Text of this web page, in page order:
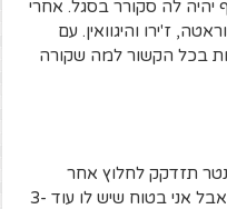
יהיה לה סקורר בסגל. אחרי
ז'ירו והיגוואין. עם
בכל הקשור למה שקורה
תזדקק לחלוץ אחר
שנמצא ברמתו. קבאני כבר לא ילד, אבל אני בטוח שיש לו עוד 3-